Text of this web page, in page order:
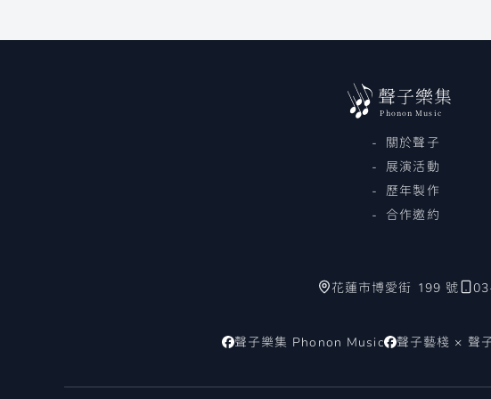
聲子樂集
Phonon Music
關於聲子
展演活動
歷年製作
合作邀約
花蓮市博愛街 199 號
聲子樂集 Phonon Music 聲子藝棧 × 聲